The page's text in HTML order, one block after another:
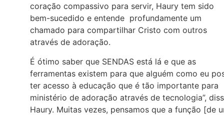
coração compassivo para servir, Haury tem sido
bem-sucedido e entende profundamente um
chamado para compartilhar Cristo com outros
através de adoração.
É ótimo saber que SENDAS está lá e que as
ferramentas existem para que alguém como eu
ter acesso à educação que é tão importante para
ministério de adoração através de tecnologia”,
Haury. Muitas vezes, pensamos que a função [de